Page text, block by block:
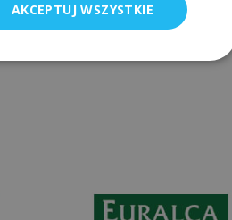
AKCEPTUJ WSZYSTKIE